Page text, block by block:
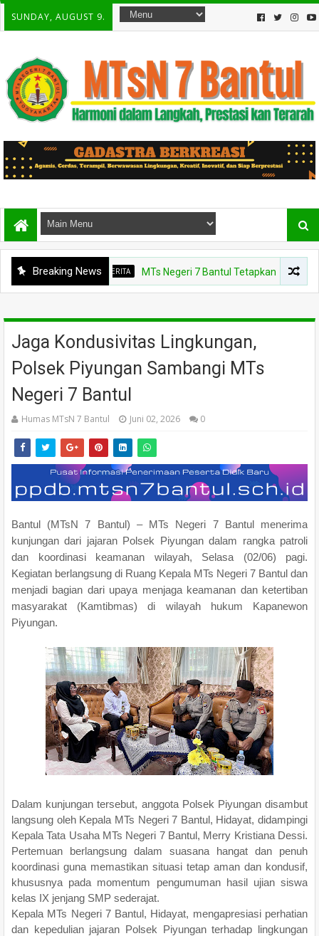
SUNDAY, AUGUST 9.
Breaking News
BERITA MTs Negeri 7 Bantul Tetapkan Tiga Agen
Jaga Kondusivitas Lingkungan,
Polsek Piyungan Sambangi MTs
Negeri 7 Bantul
Humas MTsN 7 Bantul Juni 02, 2026 0
Bantul (MTsN 7 Bantul) – MTs Negeri 7 Bantul menerima
kunjungan dari jajaran Polsek Piyungan dalam rangka patroli
dan koordinasi keamanan wilayah, Selasa (02/06) pagi.
Kegiatan berlangsung di Ruang Kepala MTs Negeri 7 Bantul dan
menjadi bagian dari upaya menjaga keamanan dan ketertiban
masyarakat (Kamtibmas) di wilayah hukum Kapanewon
Piyungan.
Dalam kunjungan tersebut, anggota Polsek Piyungan disambut
langsung oleh Kepala MTs Negeri 7 Bantul, Hidayat, didampingi
Kepala Tata Usaha MTs Negeri 7 Bantul, Merry Kristiana Dessi.
Pertemuan berlangsung dalam suasana hangat dan penuh
koordinasi guna memastikan situasi tetap aman dan kondusif,
khususnya pada momentum pengumuman hasil ujian siswa
kelas IX jenjang SMP sederajat.
Kepala MTs Negeri 7 Bantul, Hidayat, mengapresiasi perhatian
dan kepedulian jajaran Polsek Piyungan terhadap lingkungan